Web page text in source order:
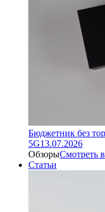
Бюджетник без
5G13.07.2026
ОбзорыСмотреть
Статьи